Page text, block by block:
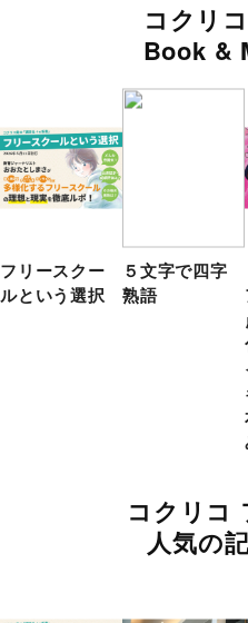
コクリ
Book &
フリースクー
ルという選択
５文字で四字
熟語
コクリコ
人気の